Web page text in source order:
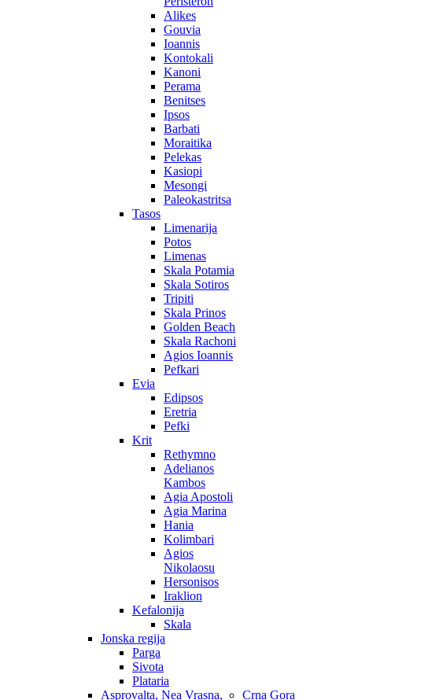
Alikes
Gouvia
Ioannis
Kontokali
Kanoni
Perama
Benitses
Ipsos
Barbati
Moraitika
Pelekas
Kasiopi
Mesongi
Paleokastritsa
Tasos
Limenarija
Potos
Limenas
Skala Potamia
Skala Sotiros
Tripiti
Skala Prinos
Golden Beach
Skala Rachoni
Agios Ioannis
Pefkari
Evia
Edipsos
Eretria
Pefki
Krit
Rethymno
Adelianos
Kambos
Agia Apostoli
Agia Marina
Hania
Kolimbari
Agios
Nikolaosu
Hersonisos
Iraklion
Kefalonija
Skala
Jonska regija
Parga
Sivota
Plataria
Asprovalta, Nea Vrasna,
Crna Gora